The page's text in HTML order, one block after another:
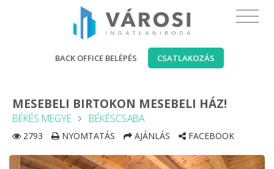
BACK OFFICE BELÉPÉS CSATLAKOZÁS
MESEBELI BIRTOKON MESEBELI HÁZ!
BÉKÉS MEGYE BÉKÉSCSABA
2793 NYOMTATÁS AJÁNLÁS FACEBOOK